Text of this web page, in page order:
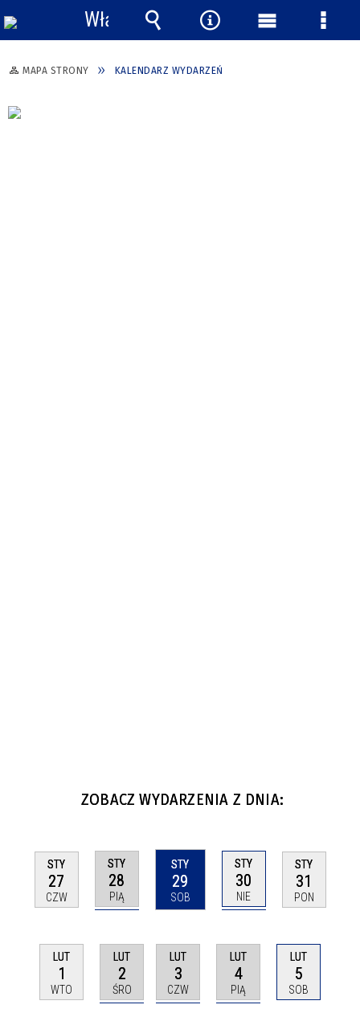
MAPA STRONY KALENDARZ WYDARZEŃ
ZOBACZ WYDARZENIA Z DNIA:
STY
27
CZW
STY
28
PIĄ
STY
29
SOB
STY
30
NIE
STY
31
PON
LUT
1
WTO
LUT
2
ŚRO
LUT
3
CZW
LUT
4
PIĄ
LUT
5
SOB
Włącz
powiadomienia
Wyszukiwarka
Narzędzia
Menu Menu